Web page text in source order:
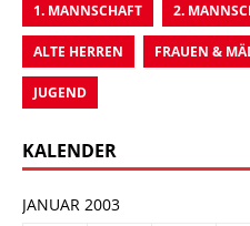
1. MANNSCHAFT 2.
ALTE HERREN FRAUEN &
JUGEND
KALENDER
JANUAR 2003